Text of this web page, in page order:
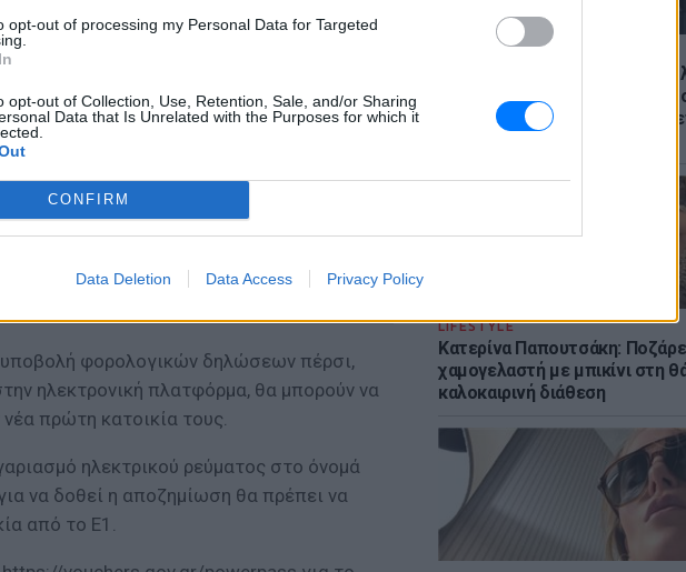
opt-out of processing my Personal Data for Targeted
opt-out of Collection, Use, Retention, Sale, and/or Sharing
Data that Is Unrelated with the Purposes for which it
CONFIRM
Data Deletion Data Access Privacy Policy
ΕΙΔΗΣΕΙΣ
Απόψε τα δοκιμαστικά
την επέκταση του Μετρό
προς Καλαμαριά - Τι
LIFESTYLE
Κατερίνα Παπουτσάκη:
χαμογελαστή με μπικίνι στη
καλοκαιρινή διάθεση
υποβολή φορολογικών δηλώσεων πέρσι,
ηλεκτρονική πλατφόρμα, θα μπορούν να
πρώτη κατοικία τους.
ηλεκτρικού ρεύματος στο όνομά
να δοθεί η αποζημίωση θα πρέπει να
από το Ε1.